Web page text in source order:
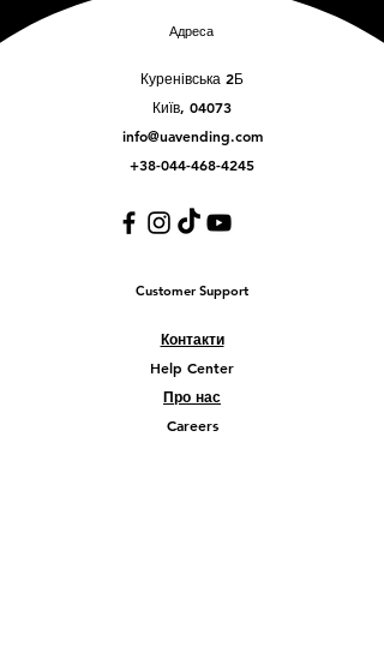
Адреса
Куренівська 2Б
Київ, 04073
info@uavending.com
+38-044-468-4245
Customer Support
Контакти
Help Center
Про нас
Careers